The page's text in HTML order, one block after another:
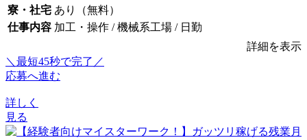
寮・社宅 あり（無料）
仕事内容 加工・操作 / 機械系工場 / 日勤
詳細を表示
＼最短45秒で完了／
応募へ進む
詳しく
見る